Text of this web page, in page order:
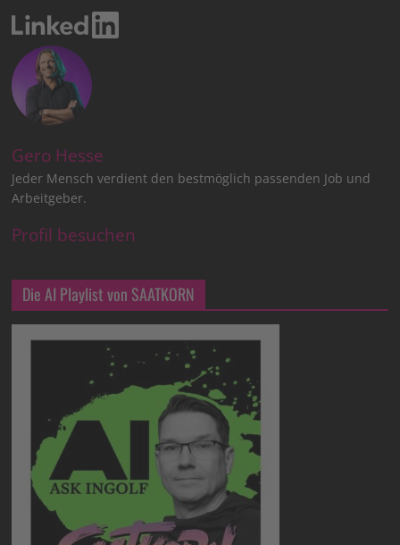
Gero Hesse
Jeder Mensch verdient den bestmöglich passenden Job und
Arbeitgeber.
Profil besuchen
Die AI Playlist von SAATKORN